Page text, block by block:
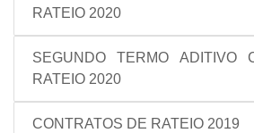
RATEIO 2020
SEGUNDO TERMO ADITIVO
RATEIO 2020
CONTRATOS DE RATEIO 2019